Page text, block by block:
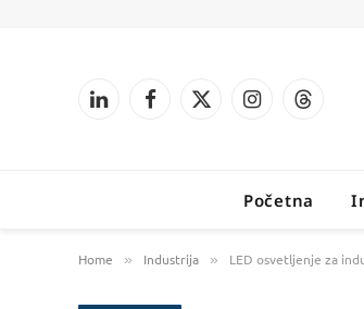
LinkedInFacebook
X
InstagramThreads
Početna
Home » Industrija » LED osvetljenje za